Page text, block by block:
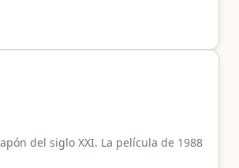
del siglo XXI. La película de 1988